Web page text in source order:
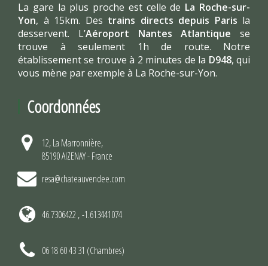
La gare la plus proche est celle de La Roche-sur-
Yon, à 15km. Des trains directs depuis Paris la
desservent. L’Aéroport Nantes Atlantique se
trouve à seulement 1h de route. Notre
établissement se trouve à 2 minutes de la D948, qui
vous mène par exemple à La Roche-sur-Yon.
Coordonnées
12, La Marronnière,
85190 AIZENAY - France
resa@chateauvendee.com
46.7306422 , -1.613441074
06 18 60 43 31 (Chambres)